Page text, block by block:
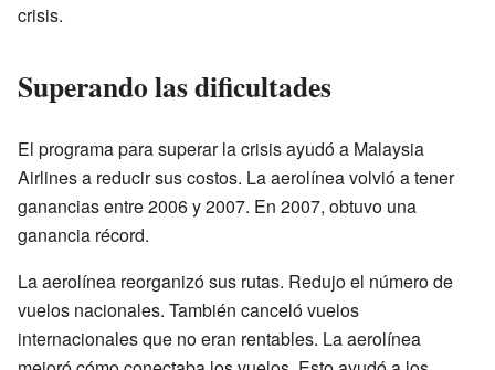
crisis.
Superando las dificultades
El programa para superar la crisis ayudó a Malaysia
Airlines a reducir sus costos. La aerolínea volvió a tener
ganancias entre 2006 y 2007. En 2007, obtuvo una
ganancia récord.
La aerolínea reorganizó sus rutas. Redujo el número de
vuelos nacionales. También canceló vuelos
internacionales que no eran rentables. La aerolínea